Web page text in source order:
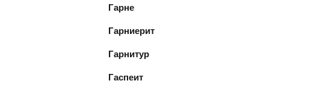
Гарне
Гарниерит
Гарнитур
Гаспеит